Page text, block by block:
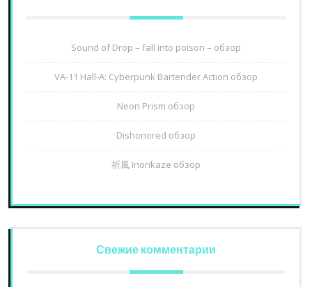
Sound of Drop – fall into poison – обзор
VA-11 Hall-A: Cyberpunk Bartender Action обзор
Neon Prism обзор
Dishonored обзор
祈風 Inorikaze обзор
Свежие комментарии